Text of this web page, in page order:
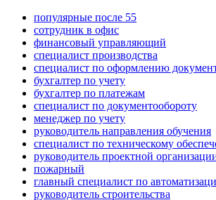
популярные после 55
сотрудник в офис
финансовый управляющий
специалист производства
специалист по оформлению
бухгалтер по учету
бухгалтер по платежам
специалист по документообороту
менеджер по учету
руководитель направления обучения
специалист по техническому
руководитель проектной
пожарный
главный специалист по
руководитель строительства